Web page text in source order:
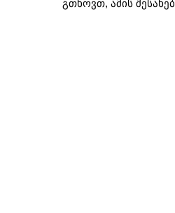
გთხოვთ, ამის